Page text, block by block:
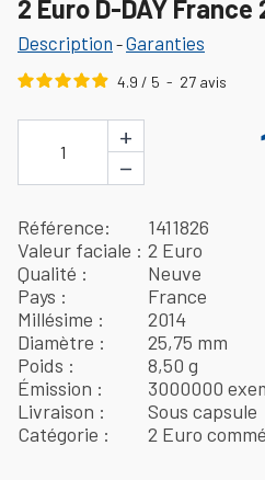
2 Euro D-DAY France
Description -Garanties
4.9 / 5 - 27 avis
1
+
−
Référence
1411826
Valeur faciale
2 Euro
Qualité
Neuve
Pays
France
Millésime
2014
Diamètre
25,75 mm
Poids
8,50 g
Émission
3000000
Livraison
Sous capsule
Catégorie
2 Euro